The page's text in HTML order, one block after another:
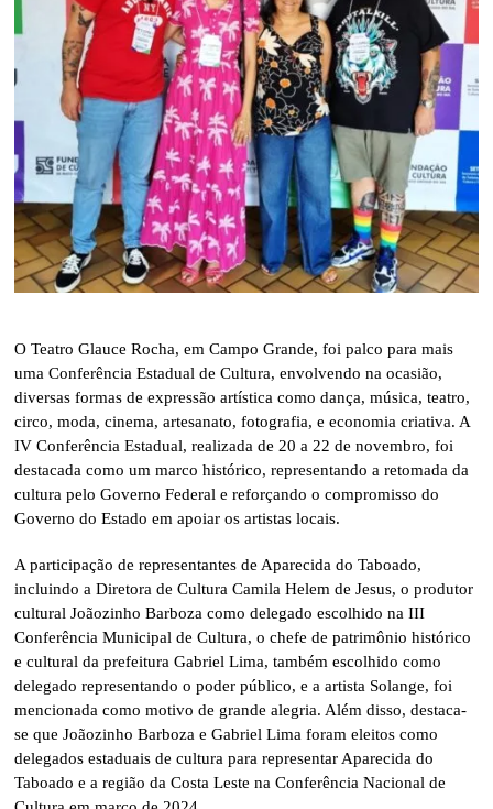
O Teatro Glauce Rocha, em Campo Grande, foi palco para mais
uma Conferência Estadual de Cultura, envolvendo na ocasião,
diversas formas de expressão artística como dança, música, teatro,
circo, moda, cinema, artesanato, fotografia, e economia criativa. A
IV Conferência Estadual, realizada de 20 a 22 de novembro, foi
destacada como um marco histórico, representando a retomada da
cultura pelo Governo Federal e reforçando o compromisso do
Governo do Estado em apoiar os artistas locais.
A participação de representantes de Aparecida do Taboado,
incluindo a Diretora de Cultura Camila Helem de Jesus, o produtor
cultural Joãozinho Barboza como delegado escolhido na III
Conferência Municipal de Cultura, o chefe de patrimônio histórico
e cultural da prefeitura Gabriel Lima, também escolhido como
delegado representando o poder público, e a artista Solange, foi
mencionada como motivo de grande alegria. Além disso, destaca-
se que Joãozinho Barboza e Gabriel Lima foram eleitos como
delegados estaduais de cultura para representar Aparecida do
Taboado e a região da Costa Leste na Conferência Nacional de